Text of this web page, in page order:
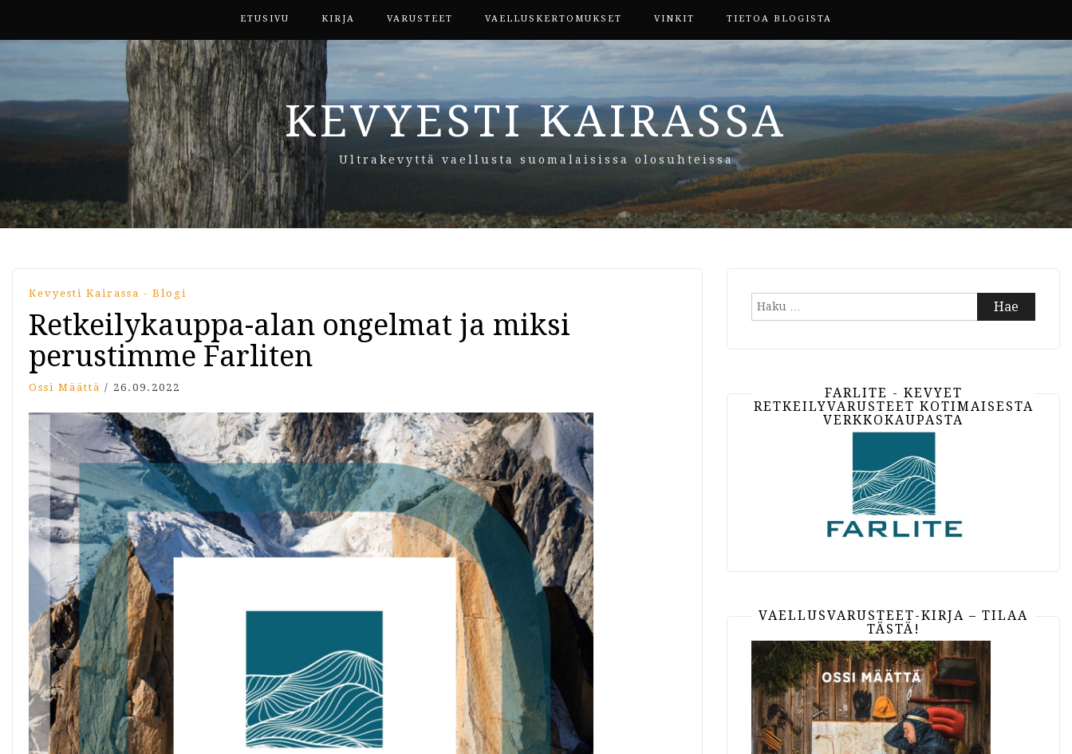
ETUSIVU KIRJA VARUSTEET VAELLUSKERTOMUKSET VINKIT TIETOA BLOGISTA
KEVYESTI KAIRASSA
Ultrakevyttä vaellusta suomalaisissa olosuhteissa
Kevyesti Kairassa - Blogi
Retkeilykauppa-alan ongelmat ja miksi
perustimme Farliten
Ossi Määttä / 26.09.2022
Haku:
FARLITE - KEVYET
RETKEILYVARUSTEET KOTIMAISESTA
VERKKOKAUPASTA
VAELLUSVARUSTEET-KIRJA – TILAA
TÄSTÄ!